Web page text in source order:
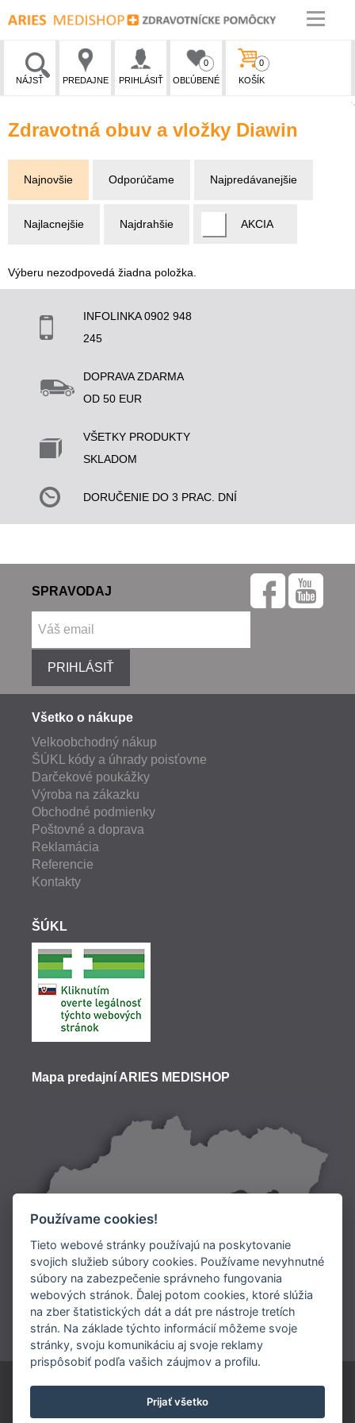
NÁJSŤ PREDAJNE PRIHLÁSIŤ OBĽÚBENÉ
0
KOŠÍK
0
Zdravotná obuv a vložky Diawin
Najnovšie Odporúčame Najpredávanejšie
Najlacnejšie Najdrahšie AKCIA
Výberu nezodpovedá žiadna položka.
INFOLINKA 0902 948
245
DOPRAVA ZDARMA
OD 50 EUR
VŠETKY PRODUKTY
SKLADOM
DORUČENIE DO 3 PRAC. DNÍ
SPRAVODAJ
PRIHLÁSIŤ
Všetko o nákupe
Velkoobchodný nákup
ŠÚKL kódy a úhrady poisťovne
Darčekové poukážky
Výroba na zákazku
Obchodné podmienky
Poštovné a doprava
Reklamácia
Referencie
Kontakty
ŠÚKL
Mapa predajní ARIES MEDISHOP
Doprava:
Platba:
ARIES SLOVAKIA s.r.o.
0902 948 245
Používame cookies!
Tieto webové stránky používajú na poskytovanie
svojich služieb súbory cookies. Používame nevyhnutné
súbory na zabezpečenie správneho fungovania
webových stránok. Ďalej potom cookies, ktoré slúžia
na zber štatistických dát a dát pre nástroje tretích
strán. Na základe týchto informácií môžeme svoje
stránky, svoju komunikáciu aj svoje reklamy
prispôsobiť podľa vašich záujmov a profilu.
Prijať všetko